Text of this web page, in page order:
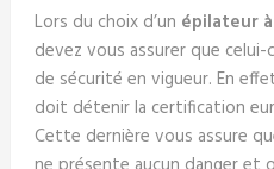
Lors du choix d’un épilateur
devez vous assurer que
de sécurité en vigueur. En
doit détenir la certification
Cette dernière vous assure